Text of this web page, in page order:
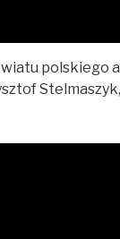
polskiego